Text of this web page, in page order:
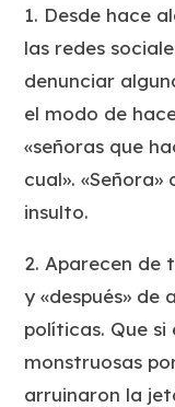
1. Desde hace
las redes
denunciar
el modo de
«señoras que
cual». «Señora»
insulto.
2. Aparecen de
y «después»
políticas. Que si
monstruosas
arruinaron la